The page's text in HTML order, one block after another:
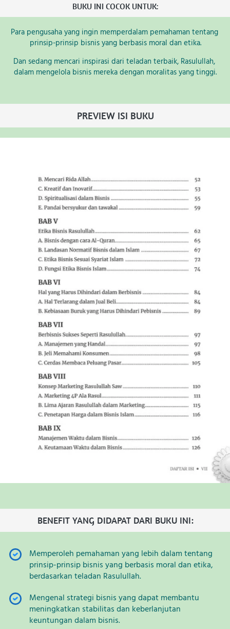
BUKU INI COCOK UNTUK:
Para pengusaha yang ingin memperdalam pemahaman tentang
prinsip-prinsip bisnis yang berbasis moral dan etika.
Dan sedang mencari inspirasi dari teladan terbaik, Rasulullah,
dalam mengelola bisnis mereka dengan moralitas yang tinggi.
PREVIEW ISI BUKU
BENEFIT YANG DIDAPAT DARI BUKU INI:
Memperoleh pemahaman yang lebih dalam tentang
prinsip-prinsip bisnis yang berbasis moral dan etika,
berdasarkan teladan Rasulullah.
Mengenal strategi bisnis yang dapat membantu
meningkatkan stabilitas dan keberlanjutan
keuntungan dalam bisnis.